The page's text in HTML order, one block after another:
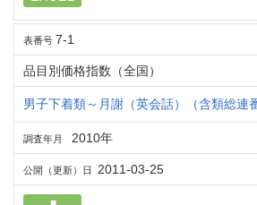
表番号 7-1
品目別価格指数（全国）
男子下着類～月謝（英会話）（含類総連
調査年月 2010年
公開（更新）日 2011-03-25